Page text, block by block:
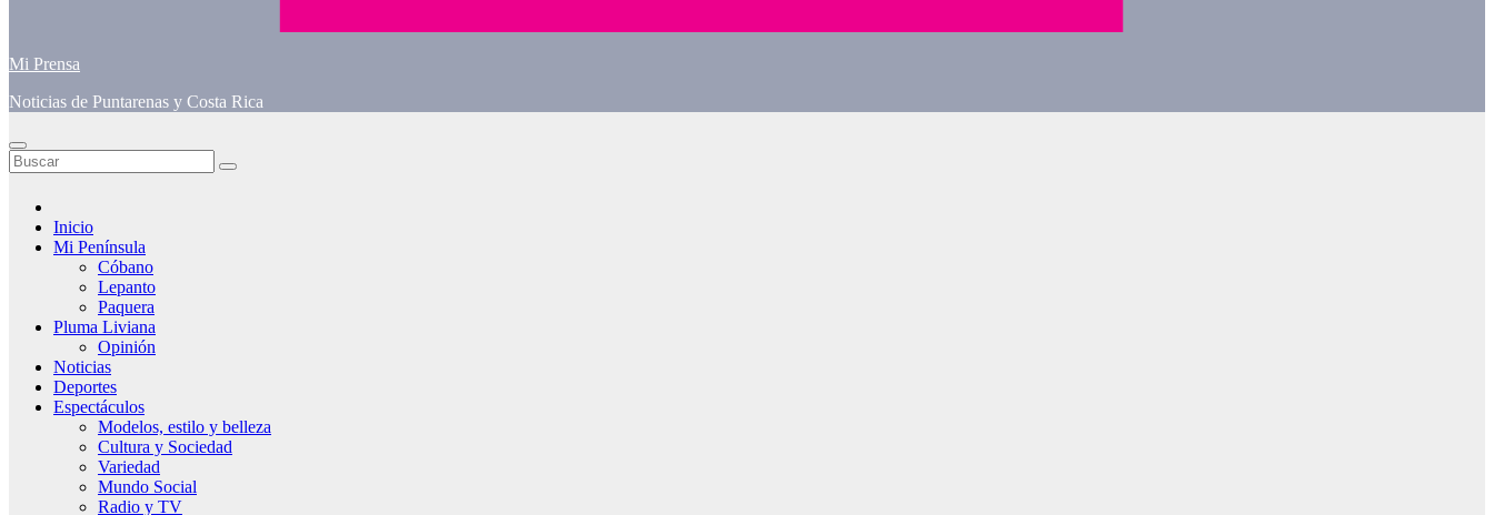
Mi Prensa
Noticias de Puntarenas y Costa Rica
Inicio
Mi Península
Cóbano
Lepanto
Paquera
Pluma Liviana
Opinión
Noticias
Deportes
Espectáculos
Modelos, estilo y belleza
Cultura y Sociedad
Variedad
Mundo Social
Radio y TV